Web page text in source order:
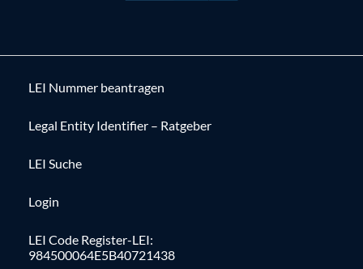
LEI Nummer beantragen
Legal Entity Identifier – Ratgeber
LEI Suche
Login
LEI Code Register-LEI:
984500064E5B40721438